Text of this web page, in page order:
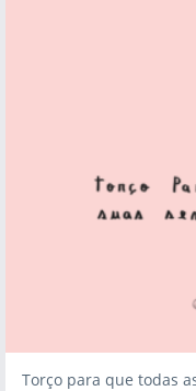
Torço para que todas